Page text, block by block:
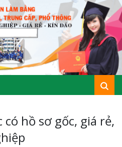
hồ sơ gốc, giá rẻ,